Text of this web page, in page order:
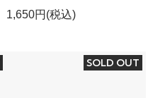
1,650円(税込)
SOLD OUT